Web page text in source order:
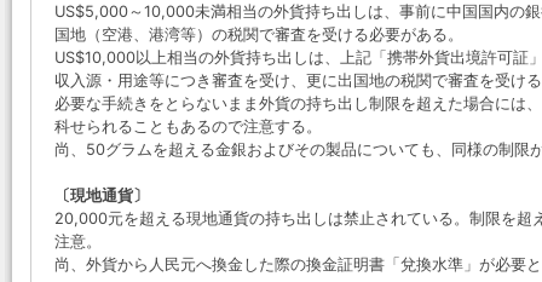
US$5,000～10,000未満相当の外貨持ち出しは、事前に中国国内の
国地（空港、港湾等）の税関で審査を受ける必要がある。
US$10,000以上相当の外貨持ち出しは、上記「携帯外貨出境許可証
収入源・用途等につき審査を受け、更に出国地の税関で審査を受け
必要な手続きをとらないまま外貨の持ち出し制限を超えた場合には
科せられることもあるので注意する。
尚、50グラムを超える金銀およびその製品についても、同様の制限
〔現地通貨〕
20,000元を超える現地通貨の持ち出しは禁止されている。制限を
注意。
尚、外貨から人民元へ換金した際の換金証明書「兌換水準」が必要